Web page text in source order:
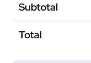
Subtotal
Total